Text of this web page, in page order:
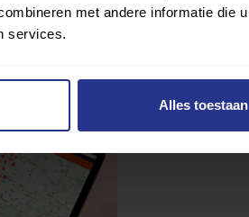
met andere informatie die
services.
Alles toestaan